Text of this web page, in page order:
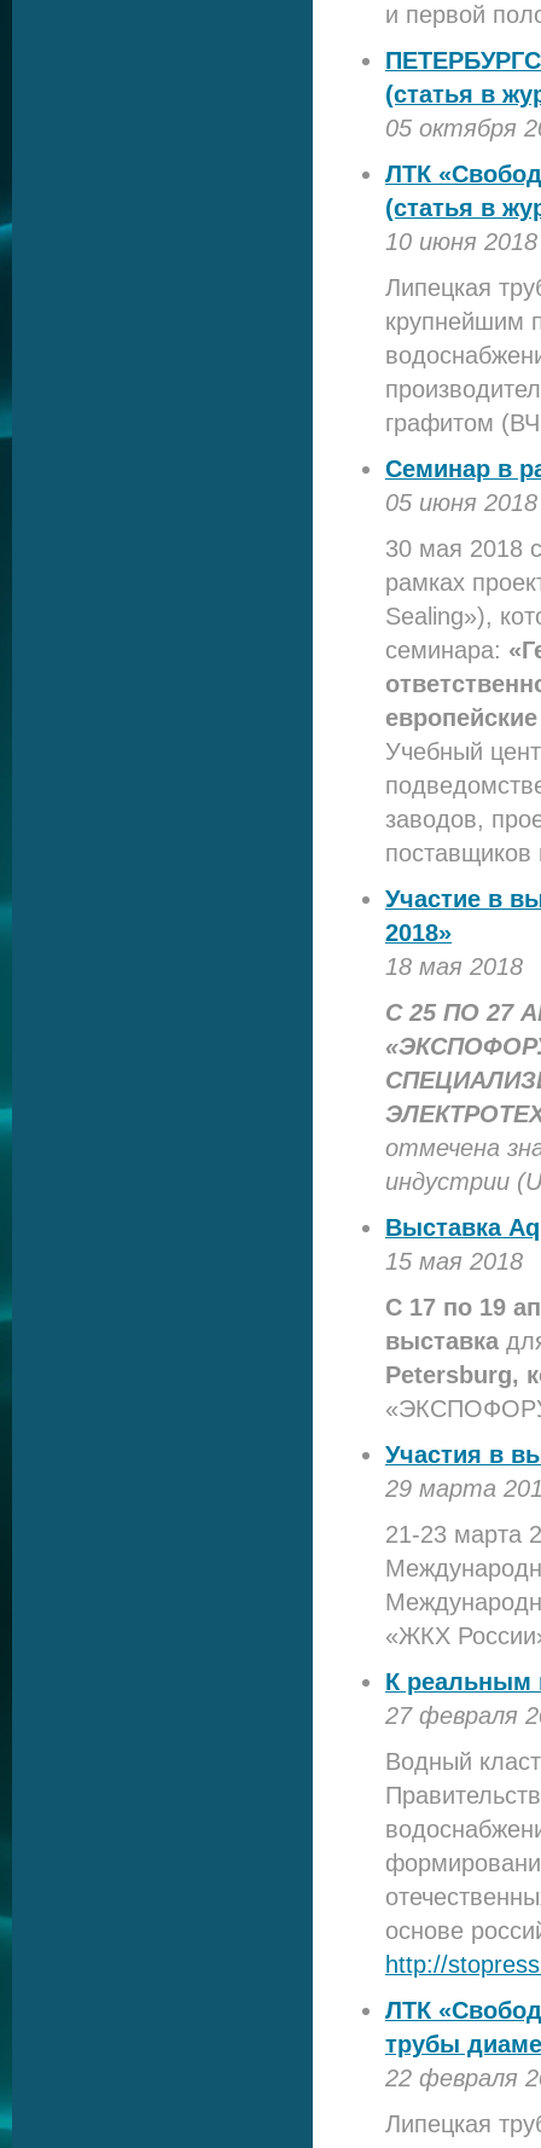
и первой
(статья в
05 октября
ЛТК
(статья в
10 июня 2018
Липецкая
крупнейшим
графитом
Семинар в
05 июня 2018
30 мая 2018
рамках
Sealing»),
семинара:
Учебный
заводов,
Участие в
2018»
18 мая 2018
С 25 ПО 27
отмечена
индустрии
Выставка
15 мая 2018
С 17 по 19
выставка
Petersburg,
Участия в
29 марта
21-23 марта
«ЖКХ
К реальным
27 февраля
Водный
основе
http://
ЛТК
трубы
22 февраля
Липецкая